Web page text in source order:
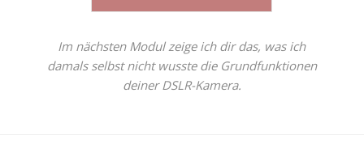
Im nächsten Modul zeige ich dir das, was ich
damals selbst nicht wusste die Grundfunktionen
deiner DSLR-Kamera.